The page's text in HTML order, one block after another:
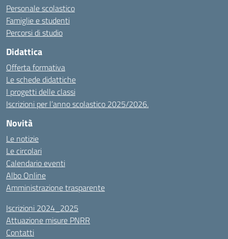
Personale scolastico
Famiglie e studenti
Percorsi di studio
Didattica
Offerta formativa
Le schede didattiche
I progetti delle classi
Iscrizioni per l’anno scolastico 2025/2026.
Novità
Le notizie
Le circolari
Calendario eventi
Albo Online
Amministrazione trasparente
Iscrizioni 2024_2025
Attuazione misure PNRR
Contatti